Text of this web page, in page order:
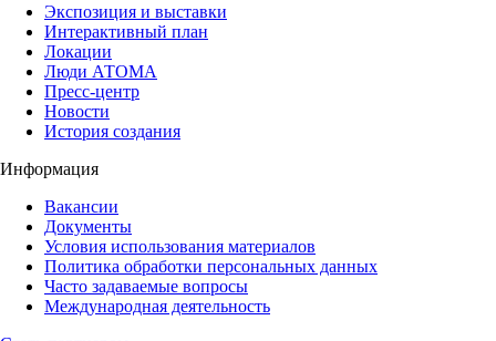
Экспозиция и выставки
Интерактивный план
Локации
Люди АТОМА
Пресс-центр
Новости
История создания
Информация
Вакансии
Документы
Условия использования материалов
Политика обработки персональных данных
Часто задаваемые вопросы
Международная деятельность